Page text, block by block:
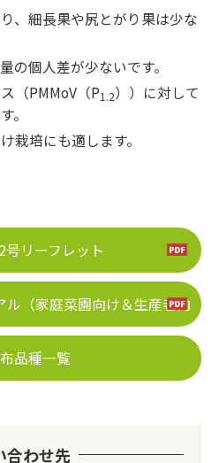
、細長果や尻とがり果は少な
の個人差が少ないです。
（PMMoV（P1.2））に対して
。
栽培にも適します。
号リーフレット
ル（家庭菜園向け＆生産者向
け）
品種一覧
合わせ先